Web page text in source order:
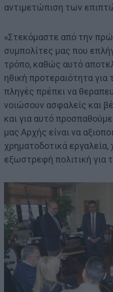
αντιμετώπιση των
«Στεκόμαστε από την
συμπολίτες μας που
τρόπο, καθώς αυτό
ηθική προτεραιότητα για
πληγές πρέπει να
νοιώσουν ασφαλείς και
και για αυτό
μας Αρχής είναι να
χρηματοδοτικά
εξωστρεφή πολιτική για